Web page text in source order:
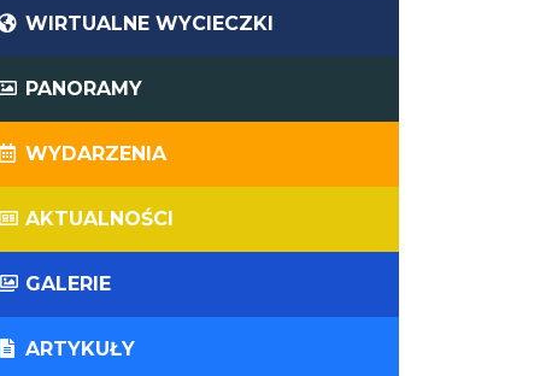
WIRTUALNE WYCIECZKI
PANORAMY
WYDARZENIA
AKTUALNOŚCI
GALERIE
ARTYKUŁY